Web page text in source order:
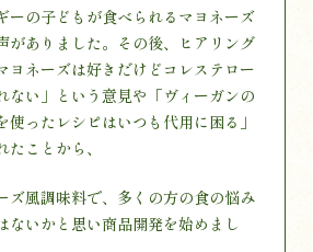
ーの子どもが食べられるマヨネーズ
がありました。その後、ヒアリング
ヨネーズは好きだけどコレステロー
ない」という意見や「ヴィーガンの
使ったレシピはいつも代用に困る」
ことから、
ズ風調味料で、多くの方の食の悩み
ないかと思い商品開発を始めまし